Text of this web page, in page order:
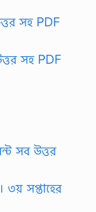
সহ PDF
সহ PDF
সব উত্তর
৩য় সপ্তাহের